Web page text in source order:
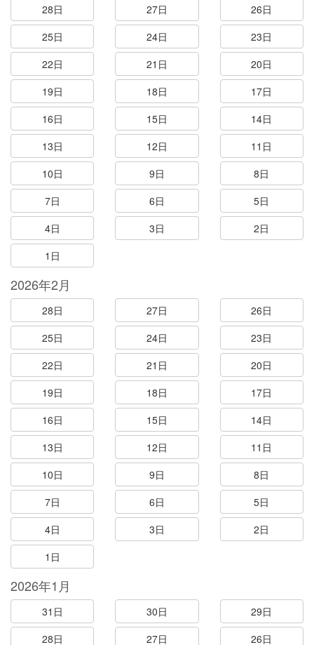
28日
27日
26日
25日
24日
23日
22日
21日
20日
19日
18日
17日
16日
15日
14日
13日
12日
11日
10日
9日
8日
7日
6日
5日
4日
3日
2日
1日
2026年2月
28日 27日
26日
25日
24日
23日
22日
21日
20日
19日
18日
17日
16日
15日
14日
13日
12日
11日
10日
9日
8日
7日
6日
5日
4日
3日
2日
1日
2026年1月
31日 30日
29日
28日
27日 26日